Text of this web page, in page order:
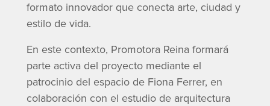
formato innovador que conecta arte, ciudad y
estilo de vida.
En este contexto, Promotora Reina formará
parte activa del proyecto mediante el
patrocinio del espacio de Fiona Ferrer, en
colaboración con el estudio de arquitectura